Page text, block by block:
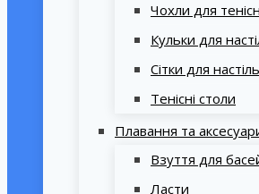
Чохли для
Кульки для
Сітки для
Тенісні столи
Плавання та
Взуття для
Ласти